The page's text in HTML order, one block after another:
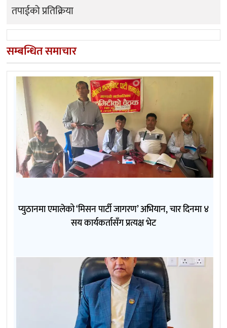
तपाईको प्रतिक्रिया
सम्बन्धित समाचार
प्युठानमा एमालेको ‘मिसन पार्टी जागरण’ अभियान, चार दिनमा ४
सय कार्यकर्तासँग प्रत्यक्ष भेट